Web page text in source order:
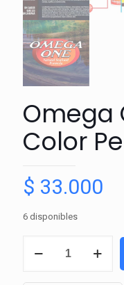
Omega
Color
$ 33.000
6 disponibles